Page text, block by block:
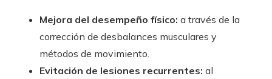
Mejora del desempeño físico: a través de la
corrección de desbalances musculares y
métodos de movimiento.
Evitación de lesiones recurrentes: al